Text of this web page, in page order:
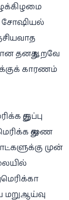
சோஷியல்
தனது உறவே
காரணம்
துருப்பு
துணை
முன்
மறுஆய்வு